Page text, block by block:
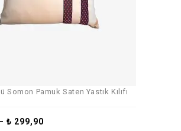
Somon Pamuk Saten Yastık Kılıfı
₺ 299,90